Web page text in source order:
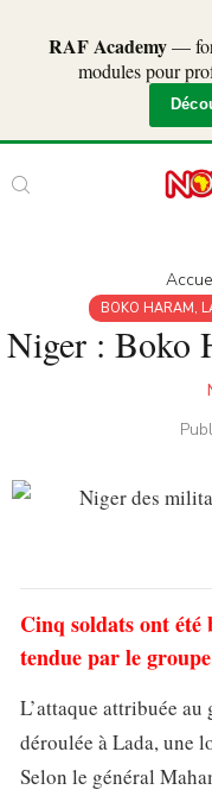
RAF Academy—
modules pour
BOKO HARAM,
Niger : Boko
Cinq soldats ont été
tendue par le
L’attaque attribuée au
déroulée à Lada, une
Selon le général